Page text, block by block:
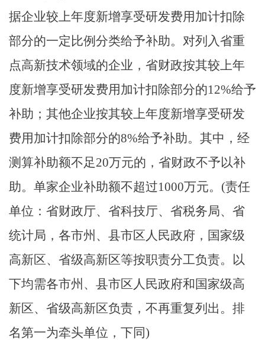
据企业较上年度新增享受研发费用加计扣除
部分的一定比例分类给予补助。对列入省重
点高新技术领域的企业，省财政按其较上年
度新增享受研发费用加计扣除部分的12%给予
补助；其他企业按其较上年度新增享受研发
费用加计扣除部分的8%给予补助。 其中，经
测算补助额不足20万元的 ， 省财政不予以补
助。单家企业补助额不超过1000万元。 (责任
单位：省财政厅、省科技厅、省税务局、省
统计局，各市州、县市区人民政府，国家级
高新区、省级高新区等按职责分工负责。以
下均需各市州、县市区人民政府和国家级高
新区、省级高新区负责，不再重复列出。排
名第一为牵头单位，下同)